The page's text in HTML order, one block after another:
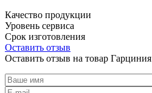
Качество продукции
Уровень сервиса
Срок изготовления
Оставить отзыв
Оставить отзыв на товар Гарциния